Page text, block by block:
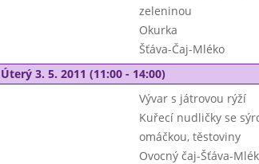
zeleninou
Okurka
Šťáva-Čaj-Mléko
Úterý 3. 5. 2011 (11:00 - 14:00)
Vývar s játrovou rýží
Kuřecí nudličky se
omáčkou, těstoviny
Ovocný čaj-Šťáva-